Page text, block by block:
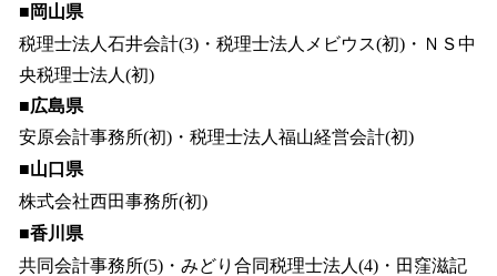
■岡山県
税理士法人石井会計(3)・税理士法人メビウス(初)・ＮＳ中
央税理士法人(初)
■広島県
安原会計事務所(初)・税理士法人福山経営会計(初)
■山口県
株式会社西田事務所(初)
■香川県
共同会計事務所(5)・みどり合同税理士法人(4)・田窪滋記